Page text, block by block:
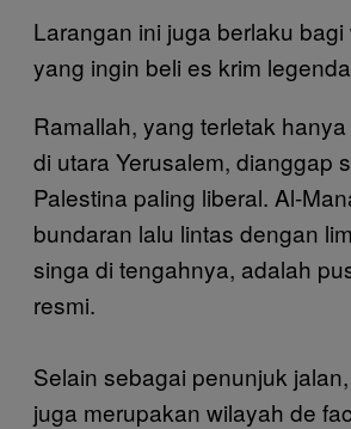
Larangan ini juga berlaku bagi
yang ingin beli es krim
Ramallah, yang terletak
di utara Yerusalem, dianggap
Palestina paling liberal. Al-
bundaran lalu lintas dengan
singa di tengahnya, adalah
resmi.
Selain sebagai penunjuk
juga merupakan wilayah de